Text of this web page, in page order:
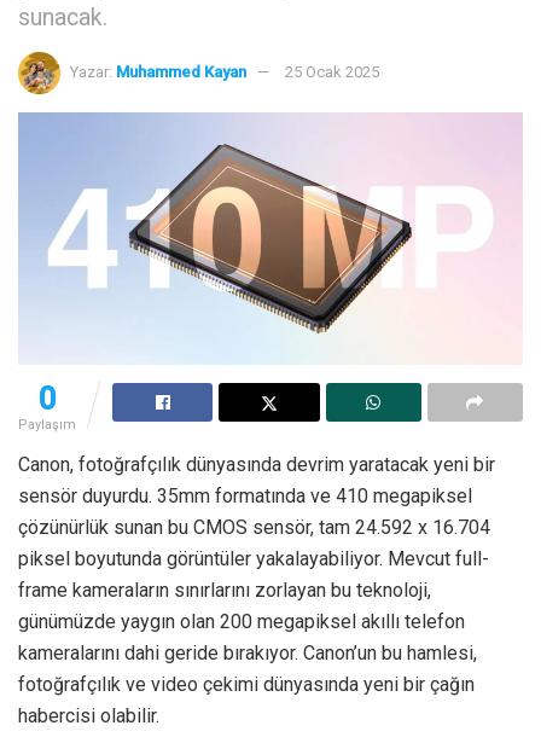
sunacak.
Yazar: Muhammed Kayan 25 Ocak 2025
0
Paylaşım
Canon, fotoğrafçılık dünyasında devrim yaratacak yeni bir
sensör duyurdu. 35mm formatında ve 410 megapiksel
çözünürlük sunan bu CMOS sensör, tam 24.592 x 16.704
piksel boyutunda görüntüler yakalayabiliyor. Mevcut full-
frame kameraların sınırlarını zorlayan bu teknoloji,
günümüzde yaygın olan 200 megapiksel akıllı telefon
kameralarını dahi geride bırakıyor. Canon’un bu hamlesi,
fotoğrafçılık ve video çekimi dünyasında yeni bir çağın
habercisi olabilir.